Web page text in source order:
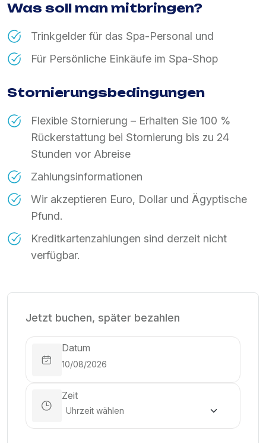
Was soll man mitbringen?
Trinkgelder für das Spa-Personal und
Für Persönliche Einkäufe im Spa-Shop
Stornierungsbedingungen
Flexible Stornierung – Erhalten Sie 100 %
Rückerstattung bei Stornierung bis zu 24
Stunden vor Abreise
Zahlungsinformationen
Wir akzeptieren Euro, Dollar und Ägyptische
Pfund.
Kreditkartenzahlungen sind derzeit nicht
verfügbar.
Jetzt buchen, später bezahlen
Datum
Zeit